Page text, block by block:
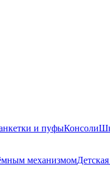
и пуфыКонсоли
механизмом